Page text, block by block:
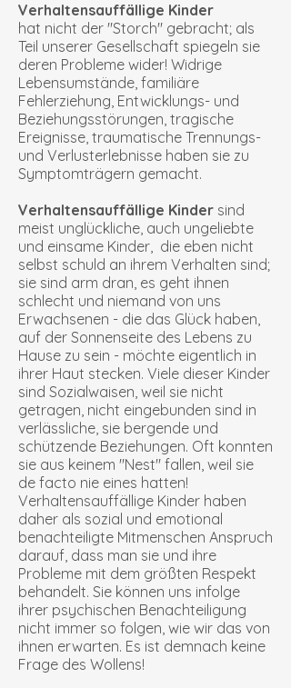
Verhaltensauffällige Kinder
hat nicht der "Storch" gebracht; als
Teil unserer Gesellschaft spiegeln sie
deren Probleme wider! Widrige
Lebensumstände, familiäre
Fehlerziehung, Entwicklungs- und
Beziehungsstörungen, tragische
Ereignisse, traumatische Trennungs-
und Verlusterlebnisse haben sie zu
Symptomträgern gemacht.
Verhaltensauffällige Kinder sind
meist unglückliche, auch ungeliebte
und einsame Kinder, die eben nicht
selbst schuld an ihrem Verhalten sind;
sie sind arm dran, es geht ihnen
schlecht und niemand von uns
Erwachsenen - die das Glück haben,
auf der Sonnen­seite des Lebens zu
Hause zu sein - möchte eigentlich in
ihrer Haut stecken. Viele dieser Kinder
sind Sozialwaisen, weil sie nicht
getragen, nicht eingebunden sind in
verlässliche, sie bergende und
schützende Beziehungen. Oft konnten
sie aus keinem "Nest" fallen, weil sie
de facto nie eines hatten!
Verhaltensauffällige Kinder haben
daher als sozial und emotional
benachteiligte Mitmenschen Anspruch
darauf, dass man sie und ihre
Probleme mit dem größten Respekt
behandelt. Sie können uns infolge
ihrer psychischen Benachteiligung
nicht immer so folgen, wie wir das von
ihnen erwarten. Es ist demnach keine
Frage des Wollens!